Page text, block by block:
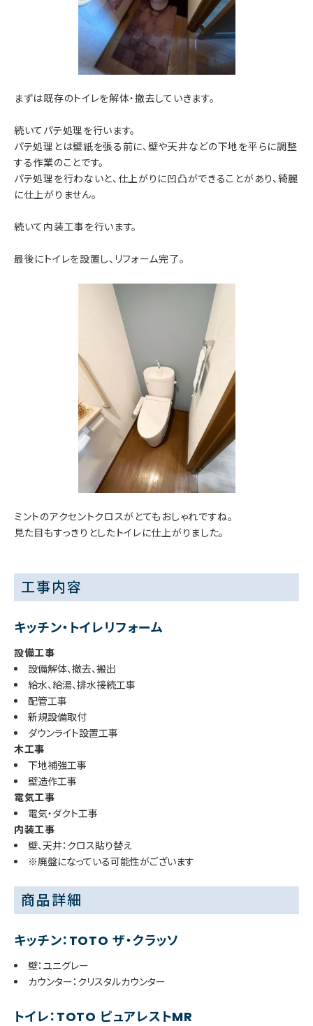
まずは既存のトイレを解体・撤去していきます。
続いてパテ処理を行います。
パテ処理とは壁紙を張る前に、壁や天井などの下地を平らに調整
する作業のことです。
パテ処理を行わないと、仕上がりに凹凸ができることがあり、綺麗
に仕上がりません。
続いて内装工事を行います。
最後にトイレを設置し、リフォーム完了。
ミントのアクセントクロスがとてもおしゃれですね。
見た目もすっきりとしたトイレに仕上がりました。
工事内容
キッチン・トイレリフォーム
設備工事
設備解体、撤去、搬出
給水、給湯、排水接続工事
配管工事
新規設備取付
ダウンライト設置工事
木工事
下地補強工事
壁造作工事
電気工事
電気・ダクト工事
内装工事
壁、天井：クロス貼り替え
※廃盤になっている可能性がございます
商品詳細
キッチン：TOTO ザ・クラッソ
壁：ユニグレー
カウンター：クリスタルカウンター
トイレ：TOTO ピュアレストMR